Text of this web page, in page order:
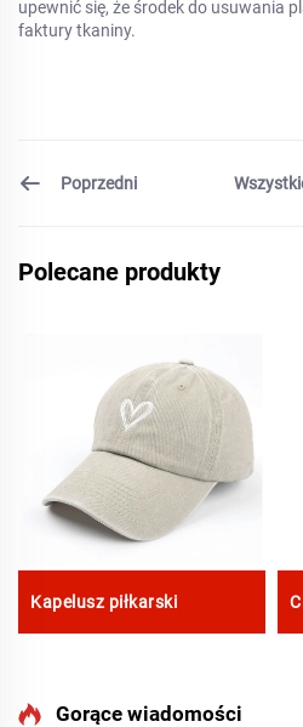
upewnić się, że środek do usuwania
faktury tkaniny.
Poprzedni
Polecane produkty
Kapelusz piłkarski
Gorące wiadomości